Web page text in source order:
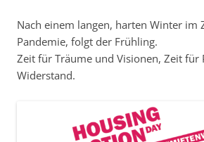
Nach einem langen, harten Winter im
Pandemie, folgt der Frühling.
Zeit für Träume und Visionen, Zeit für
Widerstand.